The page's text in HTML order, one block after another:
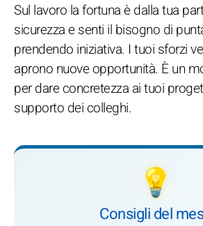
Sul lavoro la fortuna è dalla tua
sicurezza e senti il bisogno di
prendendo iniziativa. I tuoi sforzi
aprono nuove opportunità. È un
per dare concretezza ai tuoi
supporto dei colleghi.
💡
Consigli del